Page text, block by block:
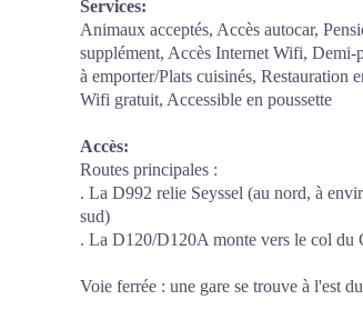
Services:
Animaux acceptés, Accès autocar,
supplément, Accès Internet Wifi, Demi-
à emporter/Plats cuisinés, Restauration
Wifi gratuit, Accessible en poussette
Accès:
Routes principales :
. La D992 relie Seyssel (au nord, à
sud)
. La D120/D120A monte vers le col du
Voie ferrée : une gare se trouve à l'est